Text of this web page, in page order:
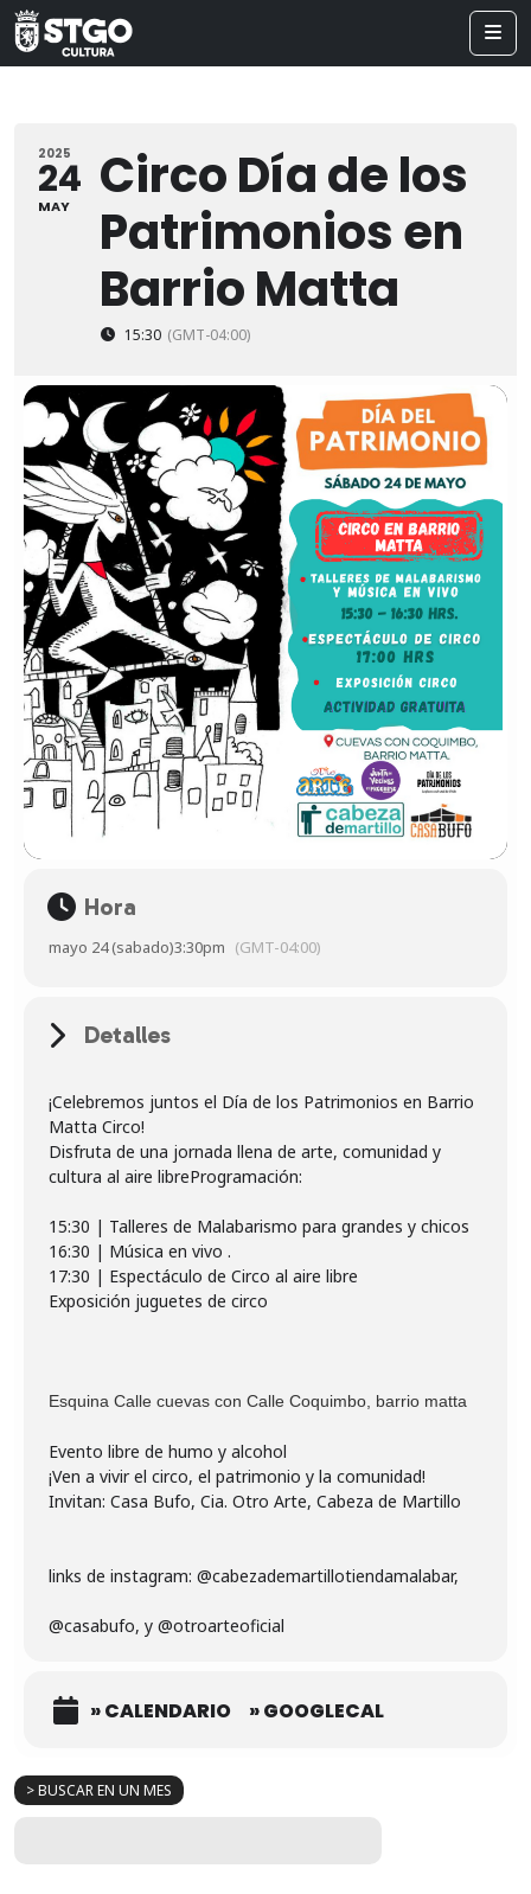
> BUSCAR EN UN MES
2025
24
MAY
Circo Día de los
Patrimonios en
Barrio Matta
15:30 (GMT-04:00)
Hora
mayo 24 (sabado)3:30pm (GMT-04:00)
Detalles
¡Celebremos juntos el Día de los Patrimonios en Barrio
Matta Circo!
Disfruta de una jornada llena de arte, comunidad y
cultura al aire libreProgramación:
15:30 | Talleres de Malabarismo para grandes y chicos
16:30 | Música en vivo .
17:30 | Espectáculo de Circo al aire libre
Exposición juguetes de circo
Esquina Calle cuevas con Calle Coquimbo, barrio matta
Evento libre de humo y alcohol
¡Ven a vivir el circo, el patrimonio y la comunidad!
Invitan: Casa Bufo, Cia. Otro Arte, Cabeza de Martillo
links de instagram: @cabezademartillotiendamalabar,
@casabufo, y @otroarteoficial
» CALENDARIO » GOOGLECAL